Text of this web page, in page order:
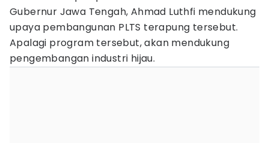
Gubernur Jawa Tengah, Ahmad Luthfi mendukung
upaya pembangunan PLTS terapung tersebut.
Apalagi program tersebut, akan mendukung
pengembangan industri hijau.